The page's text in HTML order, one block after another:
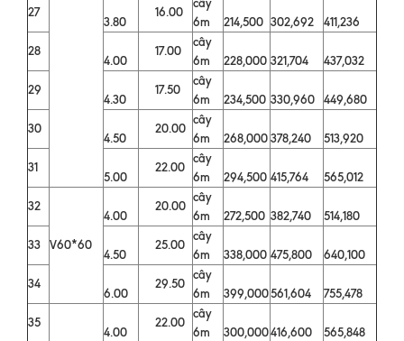
27
3.80
16.00
6m
214,500 302,692
411,236
28
4.00
17.00
cây
6m
228,000 321,704
437,032
29
4.30
17.50
cây
6m
234,500 330,960
449,680
30
4.50
20.00
cây
6m
268,000378,240
513,920
31
5.00
22.00
cây
6m
294,500 415,764
565,012
32
V60*60
4.00
20.00
cây
6m
272,500 382,740
514,180
33
4.50
25.00
cây
6m
338,000 475,800
640,100
34
6.00
29.50
cây
6m
399,000561,604
755,478
35
4.00
22.00
cây
6m
300,000416,600
565,848